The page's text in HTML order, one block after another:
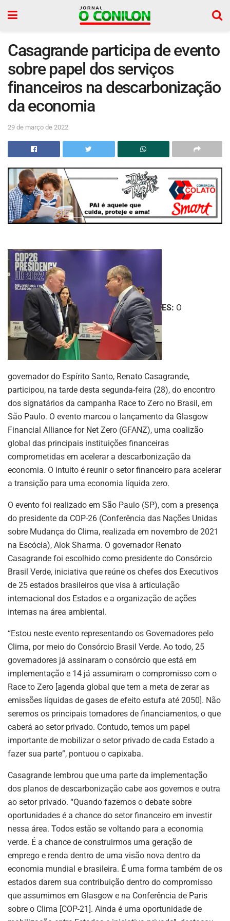
Casagrande participa de evento
sobre papel dos serviços
financeiros na descarbonização
da economia
29 de março de 2022
ES: O
governador do Espírito Santo, Renato Casagrande,
participou, na tarde desta segunda-feira (28), do encontro
dos signatários da campanha Race to Zero no Brasil, em
São Paulo. O evento marcou o lançamento da Glasgow
Financial Alliance for Net Zero (GFANZ), uma coalizão
global das principais instituições financeiras
comprometidas em acelerar a descarbonização da
economia. O intuito é reunir o setor financeiro para acelerar
a transição para uma economia líquida zero.
O evento foi realizado em São Paulo (SP), com a presença
do presidente da COP-26 (Conferência das Nações Unidas
sobre Mudança do Clima, realizada em novembro de 2021
na Escócia), Alok Sharma. O governador Renato
Casagrande foi escolhido como presidente do Consórcio
Brasil Verde, iniciativa que reúne os chefes dos Executivos
de 25 estados brasileiros que visa à articulação
internacional dos Estados e a organização de ações
internas na área ambiental.
“Estou neste evento representando os Governadores pelo
Clima, por meio do Consórcio Brasil Verde. Ao todo, 25
governadores já assinaram o consórcio que está em
implementação e 14 já assumiram o compromisso com o
Race to Zero [agenda global que tem a meta de zerar as
emissões líquidas de gases de efeito estufa até 2050]. Não
seremos os principais tomadores de financiamentos, o que
caberá ao setor privado. Contudo, temos um papel
importante de mobilizar o setor privado de cada Estado a
fazer sua parte”, pontuou o capixaba.
Casagrande lembrou que uma parte da implementação
dos planos de descarbonização cabe aos governos e outra
ao setor privado. “Quando fazemos o debate sobre
oportunidades é a chance do setor financeiro em investir
nessa área. Todos estão se voltando para a economia
verde. É a chance de construirmos uma geração de
emprego e renda dentro de uma visão nova dentro da
economia mundial e brasileira. É uma forma também de os
estados darem sua contribuição dentro do compromisso
que assumimos em Glasgow e na Conferência de Paris
sobre o Clima [COP-21]. Ainda é uma oportunidade de